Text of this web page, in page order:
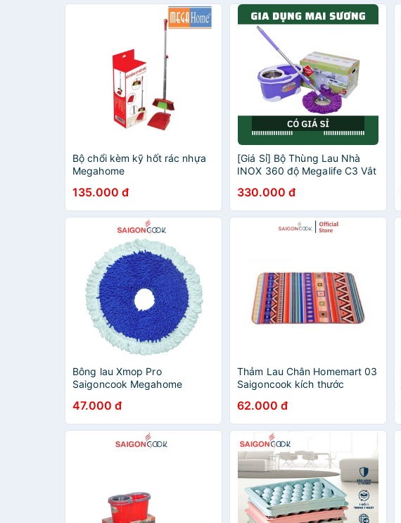
Bộ chổi kèm kỹ hốt rác nhựa
Megahome
135.000 đ
[Giá Sỉ] Bộ Thùng Lau Nhà
INOX 360 độ Megalife C3 Vắt
330.000 đ
Bông lau Xmop Pro
Saigoncook Megahome
Xmop Pro thấm hút tốt ,mau
khô
47.000 đ
Thảm Lau Chân Homemart 03
Saigoncook kích thước
62.000 đ